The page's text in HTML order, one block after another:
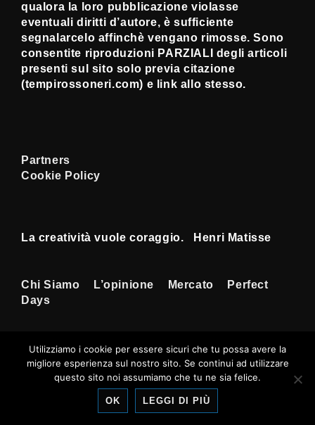
qualora la loro pubblicazione violasse
eventuali diritti d’autore, è sufficiente
segnalarcelo affinchè vengano rimosse. Sono
consentite riproduzioni PARZIALI degli articoli
presenti sul sito solo previa citazione
(tempirossoneri.com) e link allo stesso.
Partners
Cookie Policy
La creatività vuole coraggio. Henri Matisse
Menu
Footer
Chi Siamo L’opinione Mercato
Perfect
Days
Copyright © 2026Tempi Rossoneri |
Sviluppato daTema responsive
Utilizziamo i cookie per essere sicuri che tu possa avere la
migliore esperienza sul nostro sito. Se continui ad utilizzare
questo sito noi assumiamo che tu ne sia felice.
OK LEGGI DI PIÙ